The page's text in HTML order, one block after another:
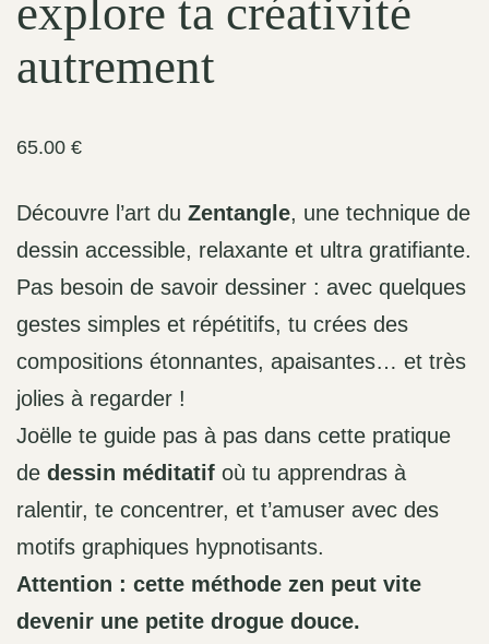
explore ta créativité
autrement
65.00 €
Découvre l’art du Zentangle, une technique de
dessin accessible, relaxante et ultra gratifiante.
Pas besoin de savoir dessiner : avec quelques
gestes simples et répétitifs, tu crées des
compositions étonnantes, apaisantes… et très
jolies à regarder !
Joëlle te guide pas à pas dans cette pratique
de dessin méditatif où tu apprendras à
ralentir, te concentrer, et t’amuser avec des
motifs graphiques hypnotisants.
Attention : cette méthode zen peut vite
devenir une petite drogue douce.